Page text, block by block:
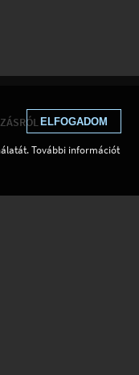
ELFOGADOM
További információt